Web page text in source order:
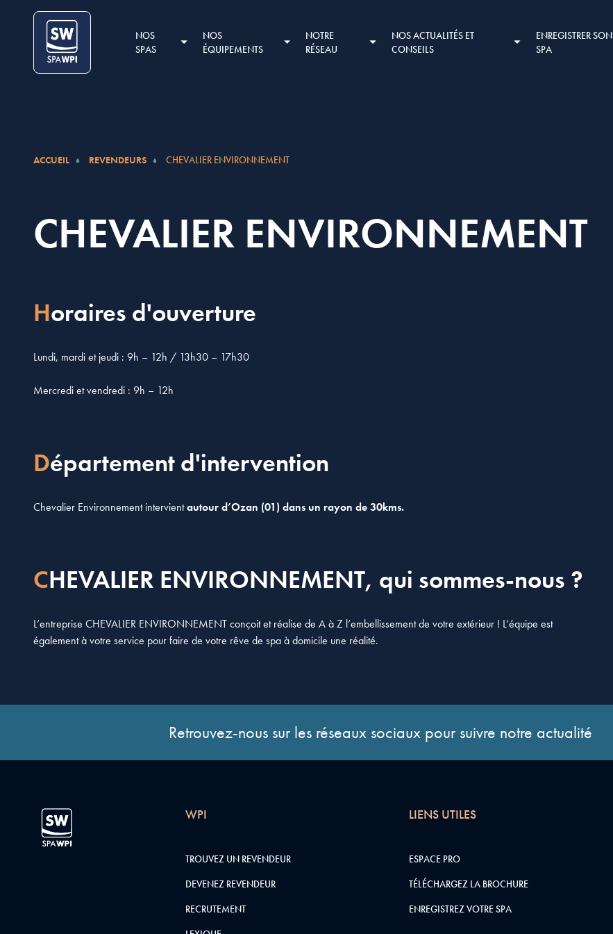
NOS
SPAS
NOS
ÉQUIPEMENTS
NOTRE
RÉSEAU
NOS ACTUALITÉS ET
CONSEILS
ENREGISTRER SON
SPA
ACCUEIL REVENDEURS CHEVALIER ENVIRONNEMENT
CHEVALIER ENVIRONNEMENT
Horaires d'ouverture
Lundi, mardi et jeudi : 9h – 12h / 13h30 – 17h30
Mercredi et vendredi : 9h – 12h
Département d'intervention
Chevalier Environnement intervientautour d’Ozan (01) dans un rayon de 30kms.
CHEVALIER ENVIRONNEMENT, qui sommes-nous ?
L’entreprise CHEVALIER ENVIRONNEMENT conçoit et réalise de A à Z l’embellissement de votre extérieur ! L’équipe est
également à votre service pour faire de votre rêve de spa à domicile une réalité.
Retrouvez-nous sur les réseaux sociaux pour suivre notre actualité
WPI
TROUVEZ UN REVENDEUR
DEVENEZ REVENDEUR
RECRUTEMENT
LIENS UTILES
ESPACE PRO
TÉLÉCHARGEZ LA BROCHURE
ENREGISTREZ VOTRE SPA